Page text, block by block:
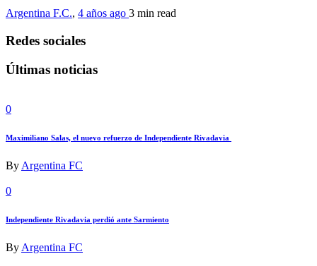
Argentina F.C., 4 años ago 3 min read
Redes sociales
Últimas noticias
0
Maximiliano Salas, el nuevo refuerzo de Independiente Rivadavia
ByArgentina FC
0
Independiente Rivadavia perdió ante Sarmiento
By Argentina FC